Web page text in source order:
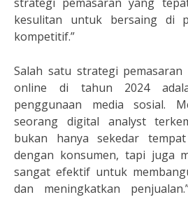
kesulitan untuk bersaing di
kompetitif.”
Salah satu strategi
online di tahun 2024
penggunaan media sosial.
seorang digital analyst
bukan hanya sekedar
dengan konsumen, tapi juga
sangat efektif untuk
dan meningkatkan